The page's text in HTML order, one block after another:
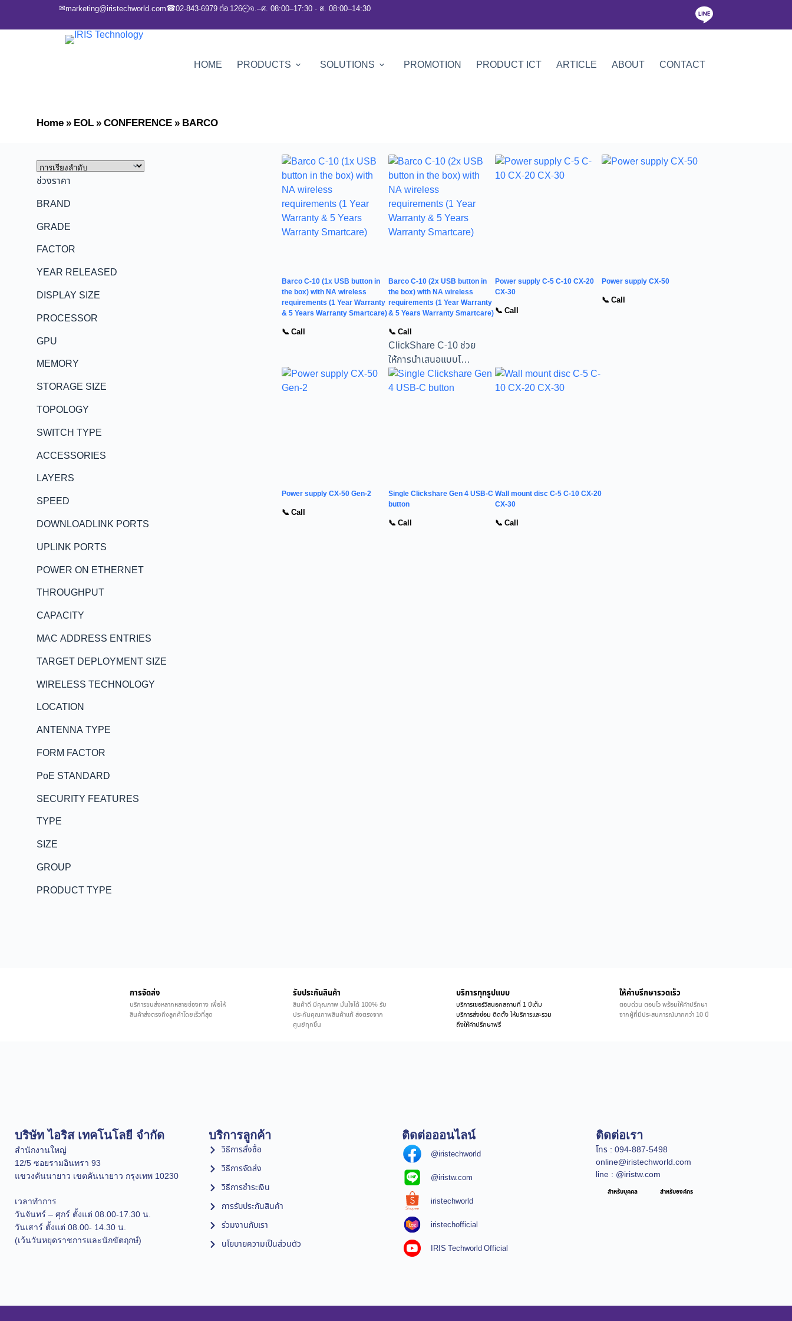
✉marketing@iristechworld.com☎02-843-6979 ต่อ 126🕘จ.–ศ. 08:00–17:30 · ส. 08:00–14:30
HOME PRODUCTS SOLUTIONS PROMOTION PRODUCT ICT ARTICLE ABOUT CONTACT
Home»EOL»CONFERENCE»BARCO
ช่วงราคา
BRAND
GRADE
FACTOR
YEAR RELEASED
DISPLAY SIZE
PROCESSOR
GPU
MEMORY
STORAGE SIZE
TOPOLOGY
SWITCH TYPE
ACCESSORIES
LAYERS
SPEED
DOWNLOADLINK PORTS
UPLINK PORTS
POWER ON ETHERNET
THROUGHPUT
CAPACITY
MAC ADDRESS ENTRIES
TARGET DEPLOYMENT SIZE
WIRELESS TECHNOLOGY
LOCATION
ANTENNA TYPE
FORM FACTOR
PoE STANDARD
SECURITY FEATURES
TYPE
SIZE
GROUP
PRODUCT TYPE
Barco C-10 (1x USB button in
the box) with NA wireless
requirements (1 Year Warranty
& 5 Years Warranty Smartcare)
📞 Call
Barco C-10 (2x USB button in
the box) with NA wireless
requirements (1 Year Warranty
& 5 Years Warranty Smartcare)
📞 Call
ClickShare C-10 ช่วย
ให้การนำเสนอแบบโ…
Power supply C-5 C-10 CX-20
CX-30
📞 Call
Power supply CX-50
📞 Call
Power supply CX-50 Gen-2
📞 Call
Single Clickshare Gen 4 USB-C
button
📞 Call
Wall mount disc C-5 C-10 CX-20
CX-30
📞 Call
การจัดส่ง
บริการขนส่งหลากหลายช่องทาง เพื่อให้
สินค้าส่งตรงถึงลูกค้าโดยเร็วที่สุด
รับประกันสินค้า
สินค้าดี มีคุณภาพ มั่นใจได้ 100% รับ
ประกันคุณภาพสินค้าแท้ ส่งตรงจาก
ศูนย์ทุกชิ้น
บริการทุกรูปแบบ
บริการเซอร์วิสนอกสถานที่ 1 ปีเต็ม
บริการส่งซ่อม ติดตั้ง ให้บริการและรวม
ถึงให้คำปรึกษาฟรี
ให้คำบรึกษารวดเร็ว
ตอบด่วน ตอบไว พร้อมให้คำปรึกษา
จากผู้ที่มีประสบการณ์มากกว่า 10 ปี
บริษัท ไอริส เทคโนโลยี จำกัด
สำนักงานใหญ่
12/5 ซอยรามอินทรา 93
แขวงคันนายาว เขตคันนายาว กรุงเทพ 10230
เวลาทำการ
วันจันทร์ – ศุกร์ ตั้งแต่ 08.00-17.30 น.
วันเสาร์ ตั้งแต่ 08.00- 14.30 น.
(เว้นวันหยุดราชการและนักขัตฤกษ์)
บริการลูกค้า
วิธีการสั่งซื้อ
วิธีการจัดส่ง
วิธีการชำระเงิน
การรับประกันสินค้า
ร่วมงานกับเรา
นโยบายความเป็นส่วนตัว
ติดต่อออนไลน์
@iristechworld
@iristw.com
iristechworld
iristechofficial
IRIS Techworld Official
ติดต่อเรา
โทร : 094-887-5498
online@iristechworld.com
line : @iristw.com
สำหรับบุคคล สำหรับองค์กร